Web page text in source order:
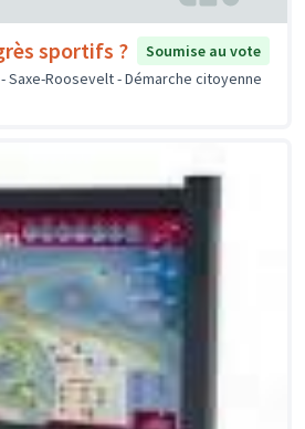
sportifs ?
Soumise au vote
Saxe-Roosevelt - Démarche citoyenne